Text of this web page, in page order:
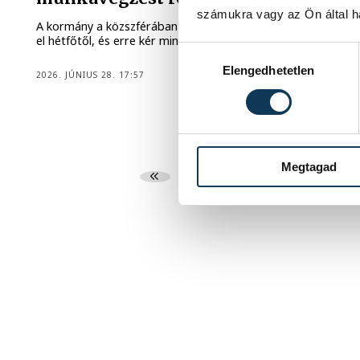
számukra vagy az Ön által
Elengedhetetlen
Megtagad
A kormány a közszférában otthoni munkavégzést rendel
el hétfőtől, és erre kér minden munkáltatót.
2026. JÚNIUS 28. 17:57
4